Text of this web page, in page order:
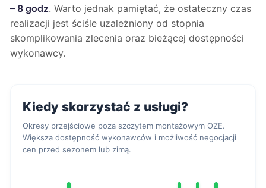
– 8 godz. Warto jednak pamiętać, że ostateczny czas
realizacji jest ściśle uzależniony od stopnia
skomplikowania zlecenia oraz bieżącej dostępności
wykonawcy.
Kiedy skorzystać z usługi?
Okresy przejściowe poza szczytem montażowym OZE.
Większa dostępność wykonawców i możliwość negocjacji
cen przed sezonem lub zimą.